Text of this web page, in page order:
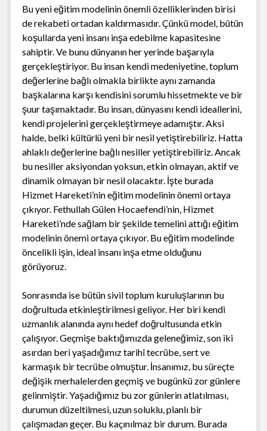
Bu yeni eğitim modelinin önemli özelliklerinden birisi
de rekabeti ortadan kaldırmasıdır. Çünkü model, bütün
koşullarda yeni insanı inşa edebilme kapasitesine
sahiptir. Ve bunu dünyanın her yerinde başarıyla
gerçekleştiriyor. Bu insan kendi medeniyetine, toplum
değerlerine bağlı olmakla birlikte aynı zamanda
başkalarına karşı kendisini sorumlu hissetmekte ve bir
şuur taşımaktadır. Bu insan, dünyasını kendi ideallerini,
kendi projelerini gerçekleştirmeye adamıştır. Aksi
halde, belki kültürlü yeni bir nesil yetiştirebiliriz. Hatta
ahlaklı değerlerine bağlı nesiller yetiştirebiliriz. Ancak
bu nesiller aksiyondan yoksun, etkin olmayan, aktif ve
dinamik olmayan bir nesil olacaktır. İşte burada
Hizmet Hareketi’nin eğitim modelinin önemi ortaya
çıkıyor. Fethullah Gülen Hocaefendi’nin, Hizmet
Hareketi’nde sağlam bir şekilde temelini attığı eğitim
modelinin önemi ortaya çıkıyor. Bu eğitim modelinde
öncelikli işin, ideal insanı inşa etme olduğunu
görüyoruz.
Sonrasında ise bütün sivil toplum kuruluşlarının bu
doğrultuda etkinleştirilmesi geliyor. Her biri kendi
uzmanlık alanında aynı hedef doğrultusunda etkin
çalışıyor. Geçmişe baktığımızda geleneğimiz, son iki
asırdan beri yaşadığımız tarihî tecrübe, sert ve
karmaşık bir tecrübe olmuştur. İnsanımız, bu süreçte
değişik merhalelerden geçmiş ve bugünkü zor günlere
gelinmiştir. Yaşadığımız bu zor günlerin atlatılması,
durumun düzeltilmesi, uzun soluklu, planlı bir
çalışmadan geçer. Bu kaçınılmaz bir durum. Burada